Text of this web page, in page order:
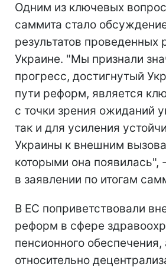
Одним из ключевых
саммита стало
результатов проведенных
Украине. "Мы признали
прогресс, достигнутый
пути реформ, является
с точки зрения ожиданий
так и для усиления
Украины к внешним
которыми она появилась",
в заявлении по итогам
В ЕС поприветствовали
реформ в сфере
пенсионного обеспечения,
относительно